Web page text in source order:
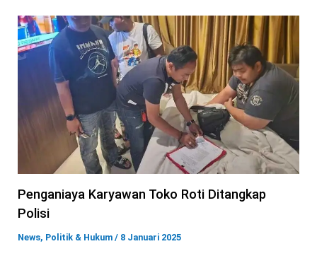
Penganiaya Karyawan Toko Roti Ditangkap
Polisi
News, Politik & Hukum / 8 Januari 2025